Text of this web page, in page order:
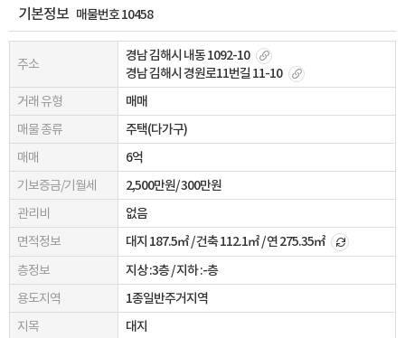
기본정보 매물번호 10458
주소
경남 김해시 내동 1092-10
경남 김해시 경원로11번길 11-10
거래 유형
매매
매물 종류
주택(다가구)
매매
6억
기보증금/기월세
2,500만원/ 300만원
관리비
없음
면적정보
대지 187.5㎡/ 건축112.1㎡/ 연275.35㎡
층정보
지상 :3층/지하 :-층
용도지역
1종일반주거지역
지목
대지